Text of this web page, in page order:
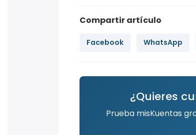
Compartir artículo
Facebook WhatsApp
¿Quieres
Prueba misKuentas